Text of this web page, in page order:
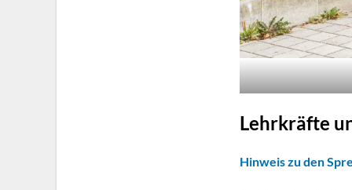
Lehrkräfte
Hinweis zu den